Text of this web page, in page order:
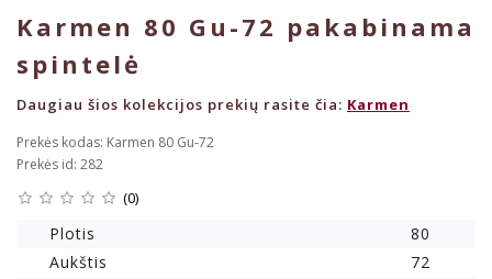
Karmen 80 Gu-72 pakabinama
spintelė
Daugiau šios kolekcijos prekių rasite čia: Karmen
Prekės kodas: Karmen 80 Gu-72
Prekės id: 282
(0)
Plotis
80
Aukštis
72